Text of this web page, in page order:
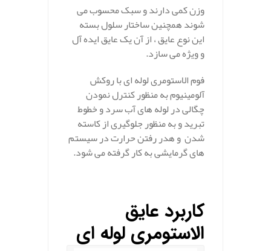
وزن کمی دارند و سبک محسوب می
شوند همچنین ساختار سلول بسته
این نوع عایق ، از آن یک عایق ایده آل
و ویژه می سازد.
فوم الاستومری لوله ای با روکش
آلومینیوم به منظور کنترل نمودن
چگالی در لوله های آب سرد و خطوط
تبرید و به منظور جلوگیری از کاسته
شدن و هدر رفتن حرارت در سیستم
های گرمایشی به کار گرفته می شود.
کاربرد عایق
الاستومری لوله ای